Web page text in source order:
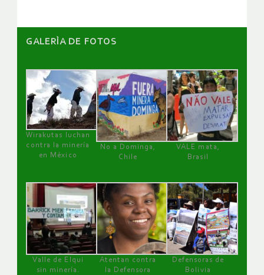
GALERÌA DE FOTOS
Wirakutas luchan
contra la minería
en México
No a Dominga,
Chile
VALE mata,
Brasil
Valle de Elqui
sin minería.
Atentan contra
la Defensora
Defensoras de
Bolivia